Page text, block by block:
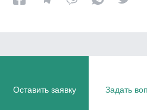
Оставить заявку Задать